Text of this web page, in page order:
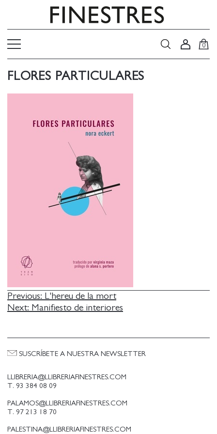
0
FLORES PARTICULARES
NAVEGACIÓN
DE
Previous: L'hereu de la mort
Next: Manifiesto de interiores
LLIBRERIA@LLIBRERIAFINESTRES.COM
T. 93 384 08 09
PALAMOS@LLIBRERIAFINESTRES.COM
T. 97 213 18 70
PALESTINA@LLIBRERIAFINESTRES.COM
SUSCRÍBETE A NUESTRA NEWSLETTER